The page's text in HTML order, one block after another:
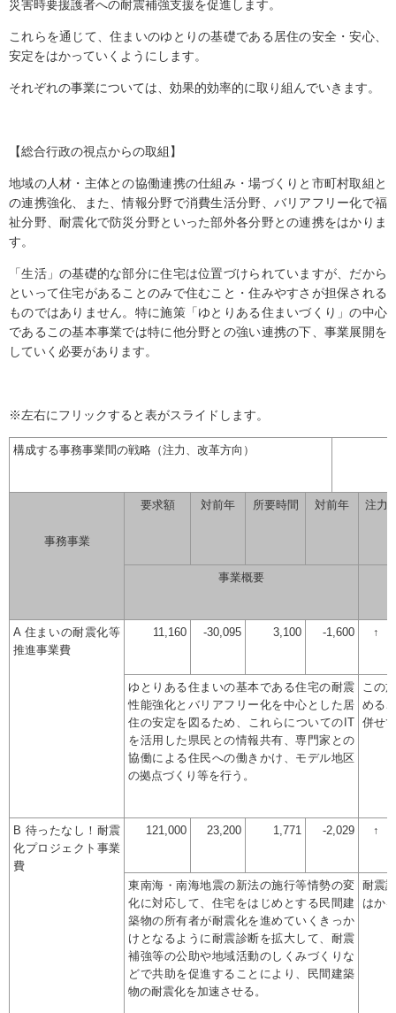
災害時要援護者への耐震補強支援を促進します。
これらを通じて、住まいのゆとりの基礎である居住の安全・安心、
安定をはかっていくようにします。
それぞれの事業については、効果的効率的に取り組んでいきます。
【総合行政の視点からの取組】
地域の人材・主体との協働連携の仕組み・場づくりと市町村取組と
の連携強化、また、情報分野で消費生活分野、バリアフリー化で福
祉分野、耐震化で防災分野といった部外各分野との連携をはかりま
す。
「生活」の基礎的な部分に住宅は位置づけられていますが、だから
といって住宅があることのみで住むこと・住みやすさが担保される
ものではありません。特に施策「ゆとりある住まいづくり」の中心
であるこの基本事業では特に他分野との強い連携の下、事業展開を
していく必要があります。
※左右にフリックすると表がスライドします。
構成する事務事業間の戦略（注力、改革方向）
事務事業
要求額 対前年 所要時間 対前年 注力
事業概要
A 住まいの耐震化等
推進事業費
11,160 -30,095 3,100 -1,600 ↑
ゆとりある住まいの基本である住宅の耐震
性能強化とバリアフリー化を中心とした居
住の安定を図るため、これらについてのIT
を活用した県民との情報共有、専門家との
協働による住民への働きかけ、モデル地区
の拠点づくり等を行う。
この
める
併せ
B 待ったなし！耐震
化プロジェクト事業
費
121,000 23,200 1,771 -2,029 ↑
東南海・南海地震の新法の施行等情勢の変
化に対応して、住宅をはじめとする民間建
築物の所有者が耐震化を進めていくきっか
けとなるように耐震診断を拡大して、耐震
補強等の公助や地域活動のしくみづくりな
どで共助を促進することにより、民間建築
物の耐震化を加速させる。
耐震
はか